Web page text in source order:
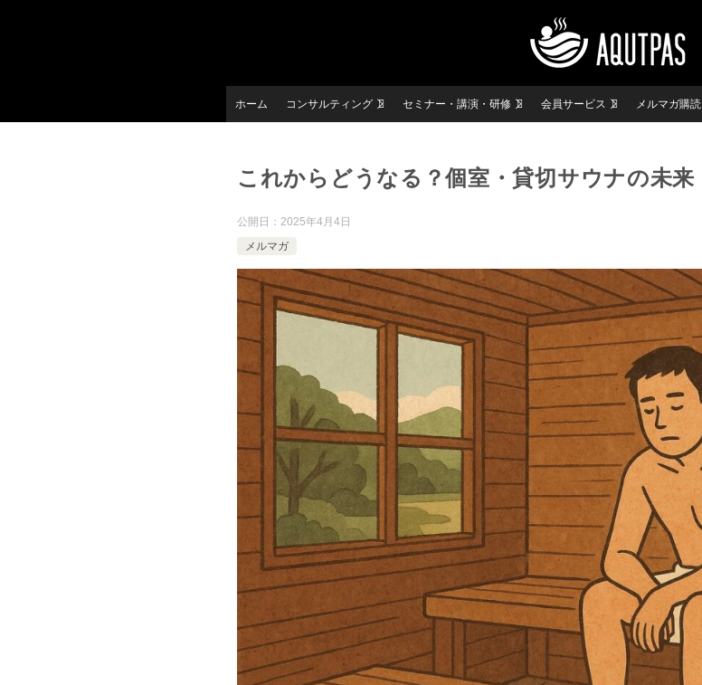
ホーム コンサルティング セミナー・講演・研修 会員サービス メルマガ購読
これからどうなる？個室・貸切サウナの未来
公開日： 2025年4月4日
メルマガ